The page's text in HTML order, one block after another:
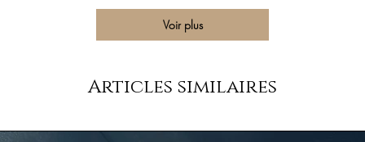
Voir plus
Articles similaires